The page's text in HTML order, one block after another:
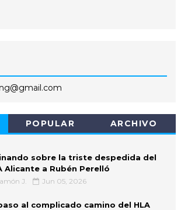
POPULAR ARCHIVO
sobre la triste despedida del
Alicante a Rubén Perelló
J. Jun 05, 2026
al complicado camino del HLA